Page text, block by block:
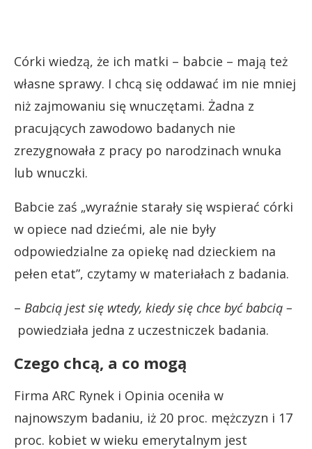
Córki wiedzą, że ich matki – babcie – mają też
własne sprawy. I chcą się oddawać im nie mniej
niż zajmowaniu się wnuczętami. Żadna z
pracujących zawodowo badanych nie
zrezygnowała z pracy po narodzinach wnuka
lub wnuczki.
Babcie zaś „wyraźnie starały się wspierać córki
w opiece nad dziećmi, ale nie były
odpowiedzialne za opiekę nad dzieckiem na
pełen etat”, czytamy w materiałach z badania.
– Babcią jest się wtedy, kiedy się chce być babcią –
powiedziała jedna z uczestniczek badania.
Czego chcą, a co mogą
Firma ARC Rynek i Opinia oceniła w
najnowszym badaniu, iż 20 proc. mężczyzn i 17
proc. kobiet w wieku emerytalnym jest